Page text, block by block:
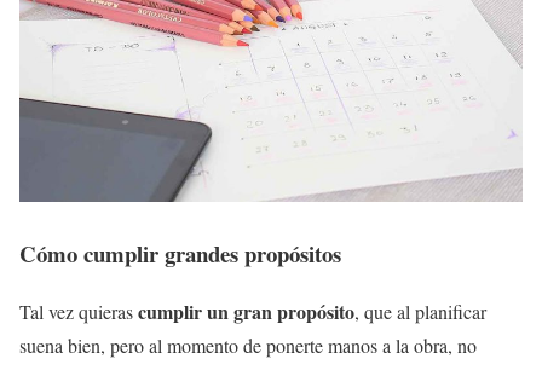
Cómo cumplir grandes propósitos
Tal vez quierascumplir un gran propósito, que al planificar
suena bien, pero al momento de ponerte manos a la obra, no